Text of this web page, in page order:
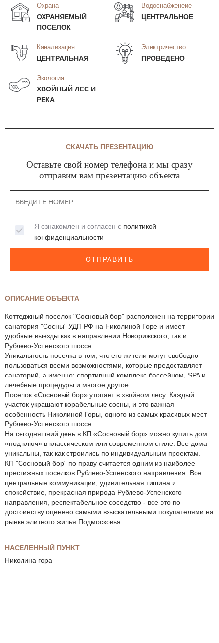
Охрана
ОХРАНЯЕМЫЙ
ПОСЕЛОК
Водоснабженеие
ЦЕНТРАЛЬНОЕ
Канализация
ЦЕНТРАЛЬНАЯ
Электричество
ПРОВЕДЕНО
Экология
ХВОЙНЫЙ ЛЕС И
РЕКА
ОПИСАНИЕ ОБЪЕКТА
Коттеджный поселок "Сосновый бор" расположен на территории
санатория "Сосны" УДП РФ на Николиной Горе и имеет
удобные выезды как в направлении Новорижского, так и
Рублево-Успенского шоссе.
Уникальность поселка в том, что его жители могут свободно
пользоваться всеми возможностями, которые предоставляет
санаторий, а именно: спортивный комплекс бассейном, SPA и
лечебные процедуры и многое другое.
Поселок «Сосновый бор» утопает в хвойном лесу. Каждый
участок украшают корабельные сосны, и это важная
особенность Николиной Горы, одного из самых красивых мест
Рублево-Успенского шоссе.
На сегодняшний день в КП «Сосновый бор» можно купить дом
«под ключ» в классическом или современном стиле. Все дома
уникальны, так как строились по индивидуальным проектам.
КП "Сосновый бор" по праву считается одним из наиболее
престижных поселков Рублево-Успенского направления. Все
центральные коммуникации, удивительная тишина и
спокойствие, прекрасная природа Рублево-Успенского
направления, респектабельное соседство - все это по
достоинству оценено самыми взыскательными покупателями на
рынке элитного жилья Подмосковья.
НАСЕЛЕННЫЙ ПУНКТ
Николина гора
СКАЧАТЬ ПРЕЗЕНТАЦИЮ
Оставьте свой номер телефона и мы сразу
отправим вам презентацию объекта
Я ознакомлен и согласен с политикой
конфиденциальности
ОТПРАВИТЬ